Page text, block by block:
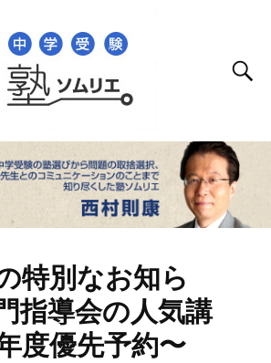
特別なお知ら
導会の人気講
度優先予約〜